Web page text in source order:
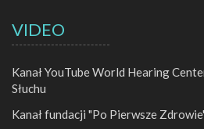
VIDEO
Kanał YouTube World Hearing
Słuchu
Kanał fundacji "Po Pierwsze